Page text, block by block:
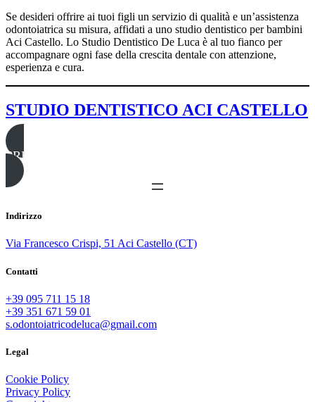
Se desideri offrire ai tuoi figli un servizio di qualità e un’assistenza
odontoiatrica su misura, affidati a uno studio dentistico per bambini
Aci Castello. Lo Studio Dentistico De Luca è al tuo fianco per
accompagnare ogni fase della crescita dentale con attenzione,
esperienza e cura.
STUDIO DENTISTICO ACI CASTELLO
PRENOTA UNA VISITA
Indirizzo
Via Francesco Crispi, 51 Aci Castello (CT)
Contatti
+39 095 711 15 18
+39 351 671 59 01
s.odontoiatricodeluca@gmail.com
Legal
Cookie Policy
Privacy Policy